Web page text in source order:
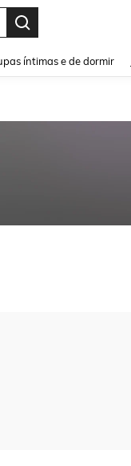
íntimas e de dormir